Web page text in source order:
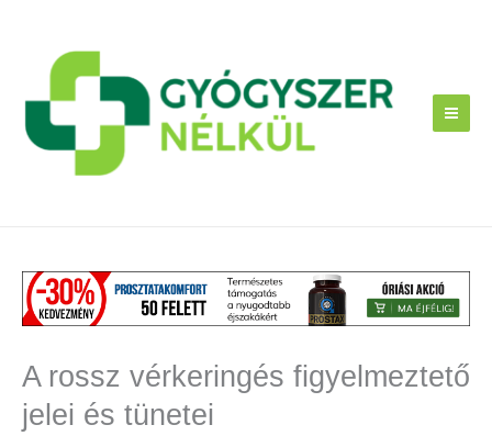
A rossz vérkeringés figyelmeztető
jelei és tünetei